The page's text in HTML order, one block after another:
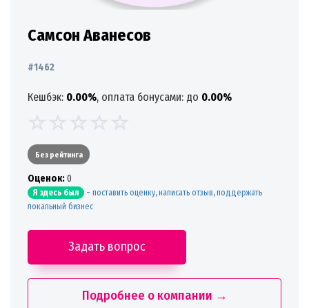
Самсон Аванесов
#1462
Кешбэк: 0.00%, оплата бонусами: до 0.00%
Без рейтинга
Oценок:0
Я здесь был - поставить оценку, написать отзыв, поддержать
локальный бизнес
Задать вопрос
Подробнее о компании →